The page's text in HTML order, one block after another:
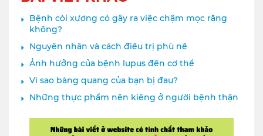
Bệnh còi xương có gây ra việc chậm mọc răng
không?
Nguyên nhân và cách điều trị phù nề
Ảnh hưởng của bệnh lupus đến cơ thể
Vì sao bàng quang của bạn bị đau?
Những thực phẩm nên kiêng ở người bệnh thận